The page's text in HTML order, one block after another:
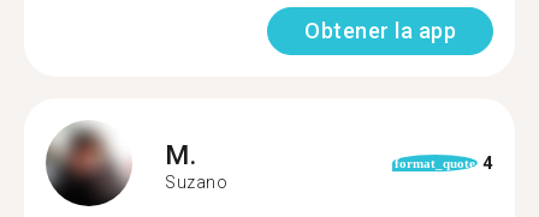
Obtener la app
M.
Suzano
format_quote 4